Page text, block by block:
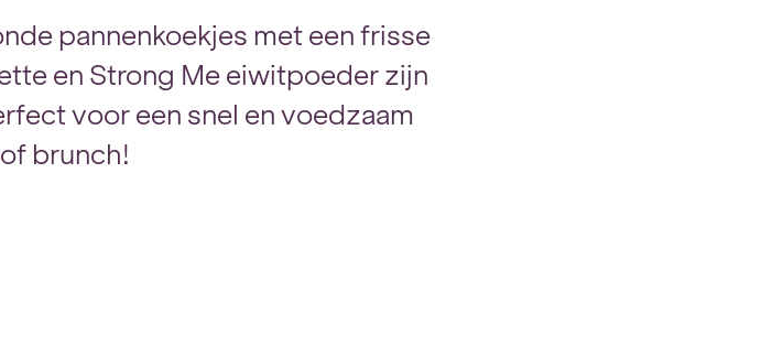
pannenkoekjes met een frisse
en Strong Me eiwitpoeder zijn
voor een snel en voedzaam
brunch!